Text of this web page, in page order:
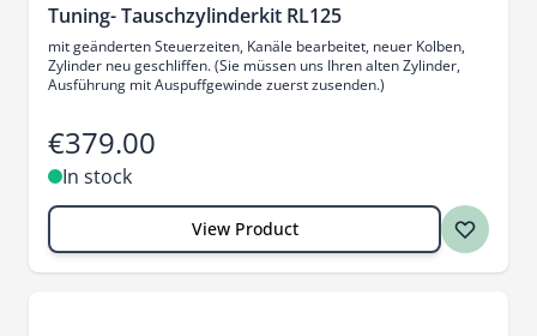
Tuning- Tauschzylinderkit RL125
mit geänderten Steuerzeiten, Kanäle bearbeitet, neuer Kolben,
Zylinder neu geschliffen. (Sie müssen uns Ihren alten Zylinder,
Ausführung mit Auspuffgewinde zuerst zusenden.)
€379.00
In stock
View Product